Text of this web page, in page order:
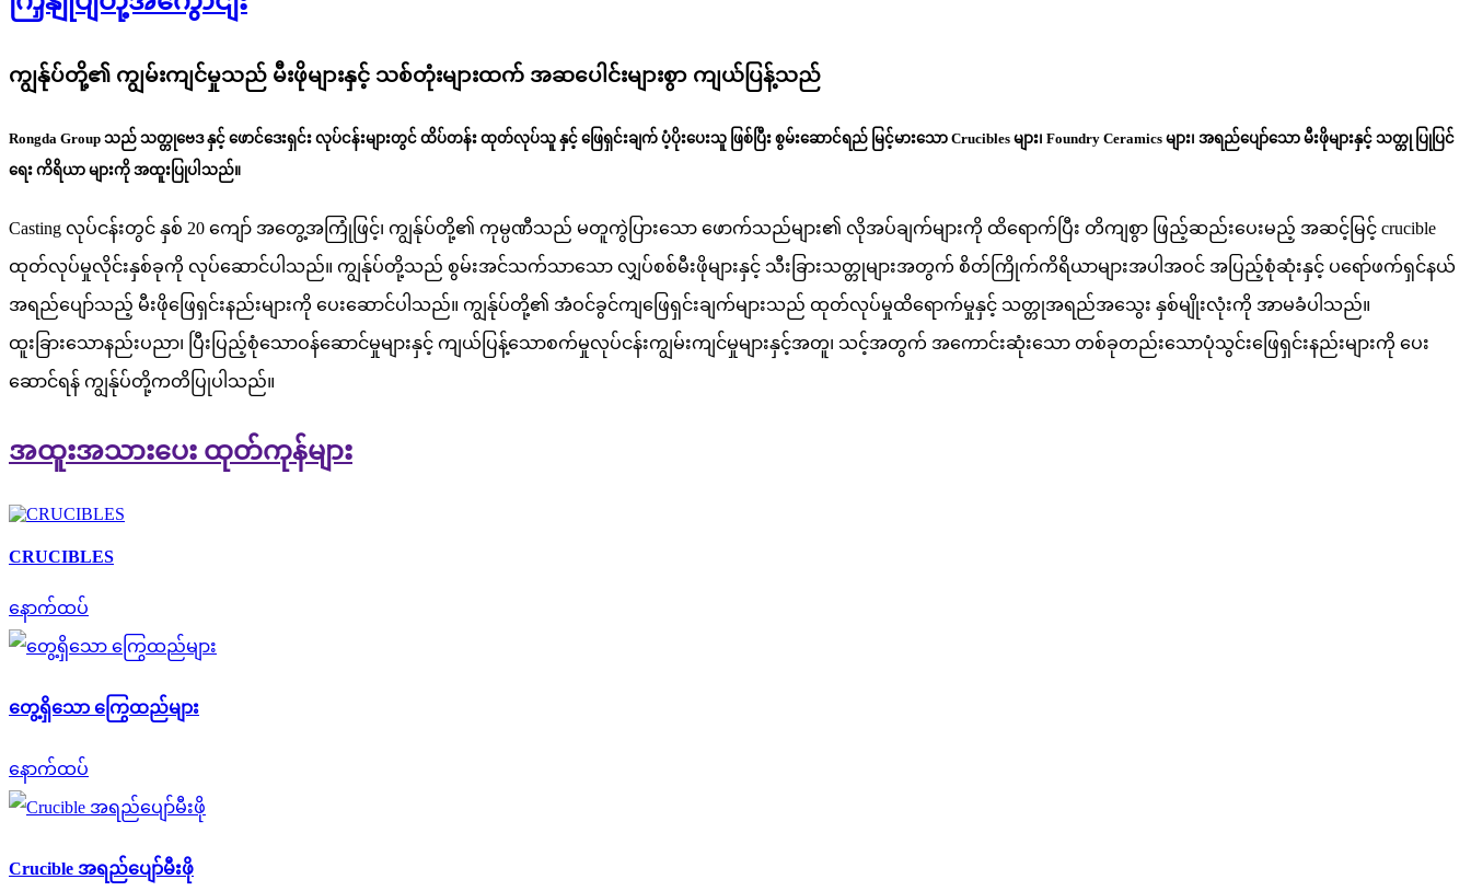
ကျွန်ုပ်တို့၏ ကျွမ်းကျင်မှုသည် မီးဖိုများနှင့် သစ်တုံးများထက် အဆပေါင်းများစွာ ကျယ်ပြန့်သည်
Rongda Group သည် သတ္တုဗေဒ နှင့် ဖောင်ဒေးရှင်း လုပ်ငန်းများတွင် ထိပ်တန်း ထုတ်လုပ်သူ နှင့် ဖြေရှင်းချက် ပံ့ပိုးပေးသူ ဖြစ်ပြီး စွမ်းဆောင်ရည် မြင့်မားသော Crucibles များ၊ Foundry Ceramics များ၊ အရည်ပျော်သော မီးဖိုများနှင့် သတ္တု ပြုပြင်
ရေး ကိရိယာ များကို အထူးပြုပါသည်။
Casting လုပ်ငန်းတွင် နှစ် 20 ကျော် အတွေ့အကြုံဖြင့်၊ ကျွန်ုပ်တို့၏ ကုမ္ပဏီသည် မတူကွဲပြားသော ဖောက်သည်များ၏ လိုအပ်ချက်များကို ထိရောက်ပြီး တိကျစွာ ဖြည့်ဆည်းပေးမည့် အဆင့်မြင့် crucible
ထုတ်လုပ်မှုလိုင်းနှစ်ခုကို လုပ်ဆောင်ပါသည်။ ကျွန်ုပ်တို့သည် စွမ်းအင်သက်သာသော လျှပ်စစ်မီးဖိုများနှင့် သီးခြားသတ္တုများအတွက် စိတ်ကြိုက်ကိရိယာများအပါအဝင် အပြည့်စုံဆုံးနှင့် ပရော်ဖက်ရှင်နယ်
အရည်ပျော်သည့် မီးဖိုဖြေရှင်းနည်းများကို ပေးဆောင်ပါသည်။ ကျွန်ုပ်တို့၏ အံဝင်ခွင်ကျဖြေရှင်းချက်များသည် ထုတ်လုပ်မှုထိရောက်မှုနှင့် သတ္တုအရည်အသွေး နှစ်မျိုးလုံးကို အာမခံပါသည်။
ထူးခြားသောနည်းပညာ၊ ပြီးပြည့်စုံသောဝန်ဆောင်မှုများနှင့် ကျယ်ပြန့်သောစက်မှုလုပ်ငန်းကျွမ်းကျင်မှုများနှင့်အတူ၊ သင့်အတွက် အကောင်းဆုံးသော တစ်ခုတည်းသောပုံသွင်းဖြေရှင်းနည်းများကို ပေး
ဆောင်ရန် ကျွန်ုပ်တို့ကတိပြုပါသည်။
အထူးအသားပေး ထုတ်ကုန်များ
CRUCIBLES
နောက်ထပ်
တွေ့ရှိသော ကြွေထည်များ
နောက်ထပ်
Crucible အရည်ပျော်မီးဖို